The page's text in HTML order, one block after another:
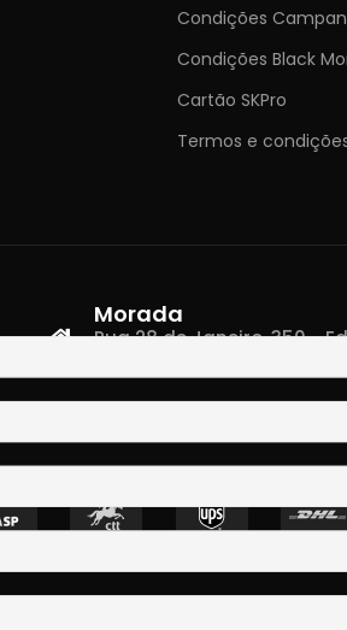
Condições
Condições Black
Cartão SKPro
Termos e
Morada
Rua 28 de Janeiro, 350 -